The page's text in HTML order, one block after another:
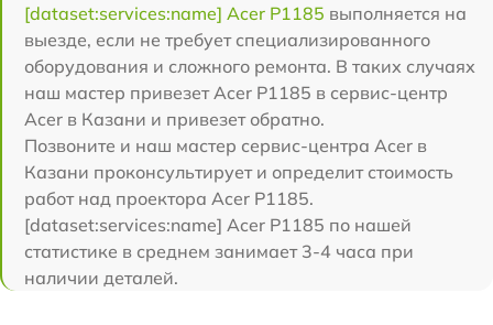
[dataset:services:name] Acer P1185 выполняется на
выезде, если не требует специализированного
оборудования и сложного ремонта. В таких случаях
наш мастер привезет Acer P1185 в сервис-центр
Acer в Казани и привезет обратно.
Позвоните и наш мастер сервис-центра Acer в
Казани проконсультирует и определит стоимость
работ над проектора Acer P1185.
[dataset:services:name] Acer P1185 по нашей
статистике в среднем занимает 3-4 часа при
наличии деталей.